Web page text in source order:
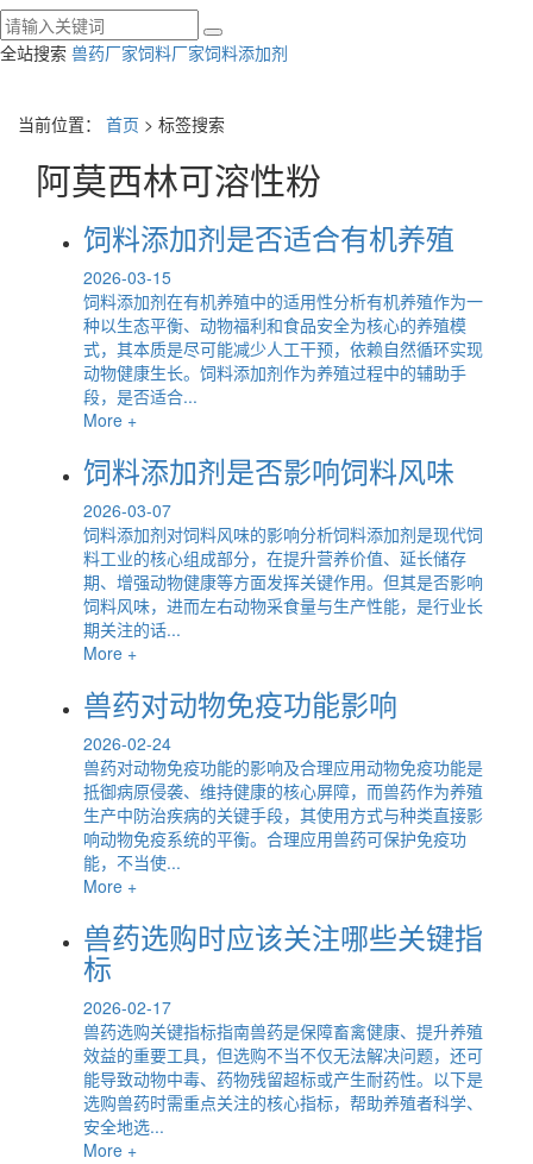
全站搜索 兽药厂家饲料厂家饲料添加剂
当前位置： 首页 > 标签搜索
阿莫西林可溶性粉
饲料添加剂是否适合有机养殖
2026-03-15
饲料添加剂在有机养殖中的适用性分析有机养殖作为一
种以生态平衡、动物福利和食品安全为核心的养殖模
式，其本质是尽可能减少人工干预，依赖自然循环实现
动物健康生长。饲料添加剂作为养殖过程中的辅助手
段，是否适合...
More +
饲料添加剂是否影响饲料风味
2026-03-07
饲料添加剂对饲料风味的影响分析饲料添加剂是现代饲
料工业的核心组成部分，在提升营养价值、延长储存
期、增强动物健康等方面发挥关键作用。但其是否影响
饲料风味，进而左右动物采食量与生产性能，是行业长
期关注的话...
More +
兽药对动物免疫功能影响
2026-02-24
兽药对动物免疫功能的影响及合理应用动物免疫功能是
抵御病原侵袭、维持健康的核心屏障，而兽药作为养殖
生产中防治疾病的关键手段，其使用方式与种类直接影
响动物免疫系统的平衡。合理应用兽药可保护免疫功
能，不当使...
More +
兽药选购时应该关注哪些关键指
标
2026-02-17
兽药选购关键指标指南兽药是保障畜禽健康、提升养殖
效益的重要工具，但选购不当不仅无法解决问题，还可
能导致动物中毒、药物残留超标或产生耐药性。以下是
选购兽药时需重点关注的核心指标，帮助养殖者科学、
安全地选...
More +